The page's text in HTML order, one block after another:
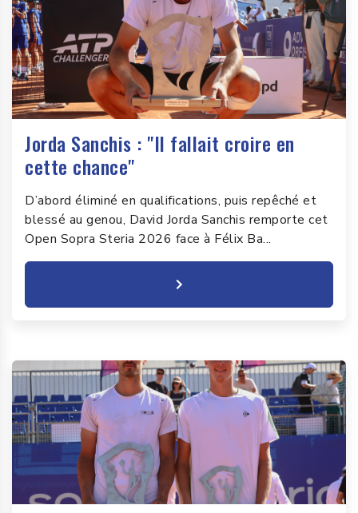
Jorda Sanchis : "Il fallait croire en
cette chance"
D’abord éliminé en qualifications, puis repêché et
blessé au genou, David Jorda Sanchis remporte cet
Open Sopra Steria 2026 face à Félix Ba...